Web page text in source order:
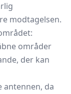
modtagelsen.
områder
der kan
antennen, da